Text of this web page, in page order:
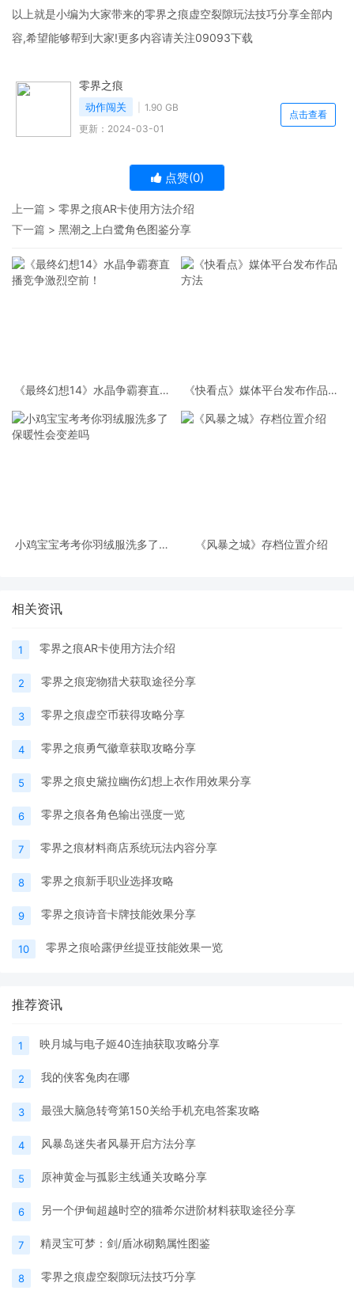
以上就是小编为大家带来的零界之痕虚空裂隙玩法技巧分享全部内
容,希望能够帮到大家!更多内容请关注09093下载
零界之痕
动作闯关
1.90 GB
更新：2024-03-01
点击查看
点赞(0)
上一篇 > 零界之痕AR卡使用方法介绍
下一篇 > 黑潮之上白鹭角色图鉴分享
《最终幻想14》水晶争霸赛直播
《快看点》媒体平台发布作品方
小鸡宝宝考考你羽绒服洗多了保
《风暴之城》存档位置介绍
相关资讯
1 零界之痕AR卡使用方法介绍
2 零界之痕宠物猎犬获取途径分享
3 零界之痕虚空币获得攻略分享
4 零界之痕勇气徽章获取攻略分享
5 零界之痕史黛拉幽伤幻想上衣作用效果分享
6 零界之痕各角色输出强度一览
7 零界之痕材料商店系统玩法内容分享
8 零界之痕新手职业选择攻略
9 零界之痕诗音卡牌技能效果分享
10 零界之痕哈露伊丝提亚技能效果一览
推荐资讯
1 映月城与电子姬40连抽获取攻略分享
2 我的侠客兔肉在哪
3 最强大脑急转弯第150关给手机充电答案攻略
4 风暴岛迷失者风暴开启方法分享
5 原神黄金与孤影主线通关攻略分享
6 另一个伊甸超越时空的猫希尔进阶材料获取途径分享
7 精灵宝可梦：剑/盾冰砌鹅属性图鉴
8 零界之痕虚空裂隙玩法技巧分享